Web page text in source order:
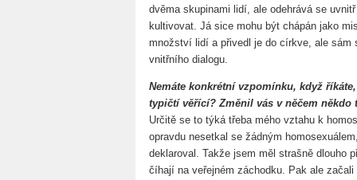
dvěma skupinami lidí, ale odehrává se
kultivovat. Já sice mohu být chápán jako
množství lidí a přivedl je do církve, ale sám
vnitřního dialogu.
Nemáte konkrétní vzpomínku, když
typičtí věřící? Změnil vás v něčem někdo
Určitě se to týká třeba mého vztahu k
opravdu nesetkal se žádným
deklaroval. Takže jsem měl strašně dlouho
číhají na veřejném záchodku. Pak ale